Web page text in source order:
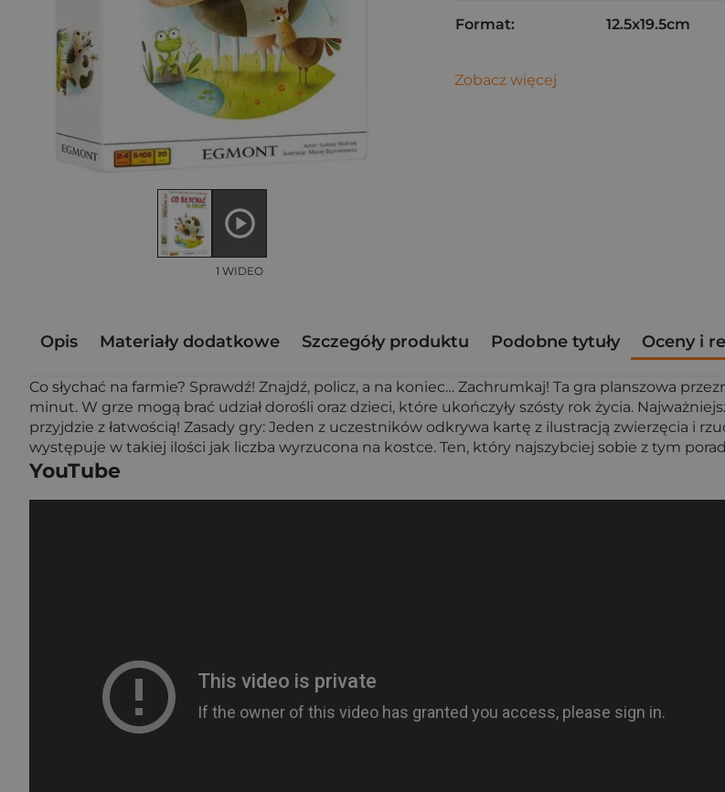
1 WIDEO
Format: 12.5x19.5cm
Zobacz więcej
Opis Materiały dodatkowe Szczegóły produktu Podobne tytuły Oceny i
Co słychać na farmie? Sprawdź! Znajdź, policz, a na koniec… Zachrumkaj! Ta gra planszowa
minut. W grze mogą brać udział dorośli oraz dzieci, które ukończyły szósty rok życia.
przyjdzie z łatwością! Zasady gry: Jeden z uczestników odkrywa kartę z ilustracją zwierzęcia i
występuje w takiej ilości jak liczba wyrzucona na kostce. Ten, który najszybciej sobie z tym
YouTube